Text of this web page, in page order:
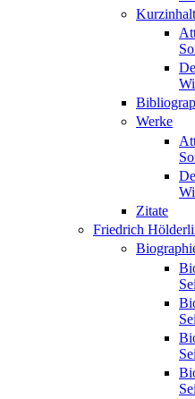
Werke
Zitate
Friedrich